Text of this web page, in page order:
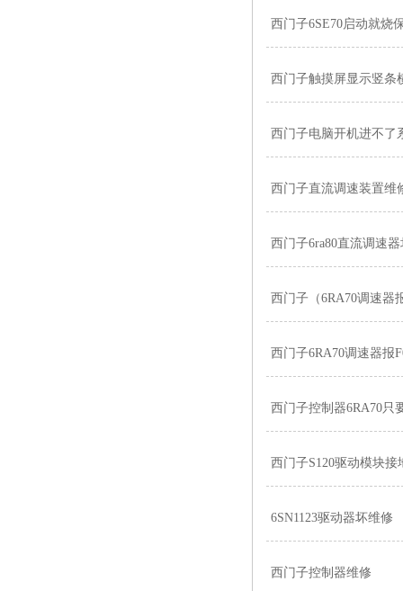
西门子6SE70启动就烧
西门子触摸屏显示竖条
西门子电脑开机进不了
西门子直流调速装置维
西门子6ra80直流调速
西门子（6RA70调速器
西门子6RA70调速器报
西门子控制器6RA70只
西门子S120驱动模块接
6SN1123驱动器坏维修
西门子控制器维修